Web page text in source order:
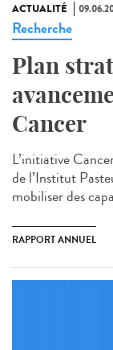
ACTUALITÉ
Recherche
Plan
Cancer
L’initiative
de l’Institut
mobiliser des
RAPPORT ANNUEL